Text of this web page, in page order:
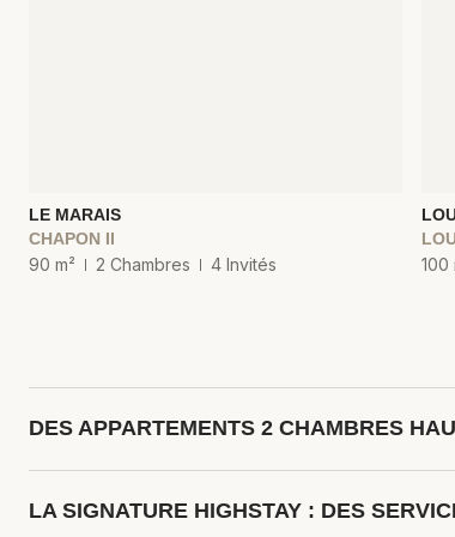
LE MARAIS
CHAPON II
90 m² 2 Chambres 4 Invités 100
DES APPARTEMENTS 2 CHAMBRES
Chaqueappartement Highstayde deux chambres est
gamme et d'un linge de maison à la blancheur
LA SIGNATURE HIGHSTAY : DES